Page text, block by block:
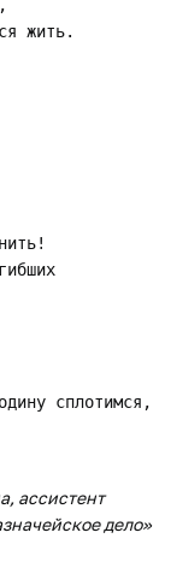
жить.
сплотимся,
ассистент
дело»